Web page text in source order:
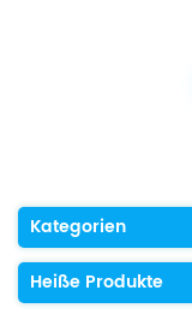
Kategorien
Heiße Produkte